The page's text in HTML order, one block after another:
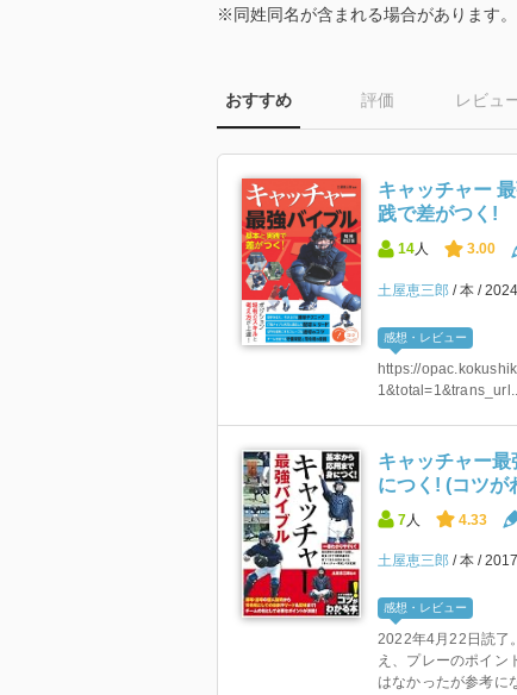
※同姓同名が含まれる場合があります。
おすすめ 評価 レビュ
キャッチャー
践で差がつく!
14人 3.00
土屋恵三郎 本
感想・レビュー
https://
1&total=1&trans_url...
キャッチャー
につく! (コツが
7 人 4.33
土屋恵三郎 本
感想・レビュー
2022年4月22日読了
え、プレーのポイン
はなかったが参考に